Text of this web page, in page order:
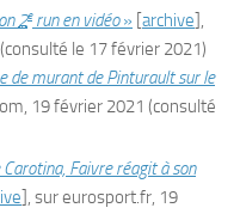
2erun en vidéo» archive ,
(consulté le 17 février 2021)
de murant de Pinturault sur le
, 19 février 2021 (consulté
Faivre réagit à son
, sureurosport.fr, 19